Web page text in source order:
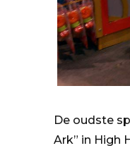
De oudste
Ark” in High